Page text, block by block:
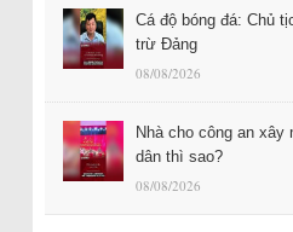
Cá độ bóng đá: Chủ
trừ Đảng
08/08/2026
Nhà cho công an xây
dân thì sao?
08/08/2026